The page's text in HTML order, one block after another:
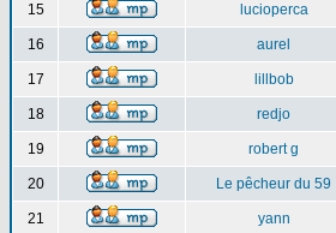
15 lucioperca
16 aurel
17 lillbob
18 redjo
19 robert g
20 Le pêcheur du 59
21 yann